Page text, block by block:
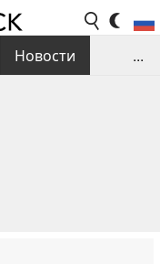
Новости
...